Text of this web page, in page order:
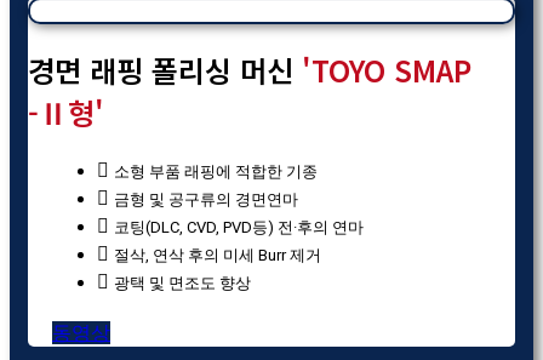
경면 래핑 폴리싱 머신 'TOYO SMAP
-Ⅱ형'
소형 부품 래핑에 적합한 기종
금형 및 공구류의 경면연마
코팅(DLC, CVD, PVD등) 전·후의 연마
절삭, 연삭 후의 미세 Burr 제거
광택 및 면조도 향상
동영상